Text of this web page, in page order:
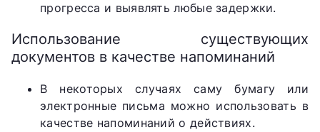
прогресса и выявлять любые задержки.
Использование существующих
документов в качестве напоминаний
В некоторых случаях саму бумагу или
электронные письма можно использовать в
качестве напоминаний о действиях.